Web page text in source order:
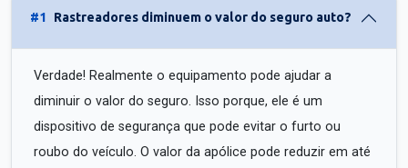
#1 Rastreadores diminuem o valor do seguro auto?
Verdade! Realmente o equipamento pode ajudar a
diminuir o valor do seguro. Isso porque, ele é um
dispositivo de segurança que pode evitar o furto ou
roubo do veículo. O valor da apólice pode reduzir em até